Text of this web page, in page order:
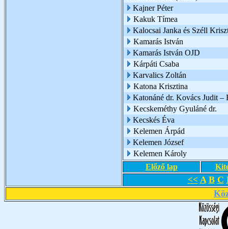
Kajner Péter
Kakuk Tímea
Kalocsai Janka és Széll
Kamarás István
Kamarás István OJD
Kárpáti Csaba
Karvalics Zoltán
Katona Krisztina
Katonáné dr. Kovács Judit –
Kecskeméthy Gyuláné dr.
Kecskés Éva
Kelemen Árpád
Kelemen József
Kelemen Károly
Előző lap
<< A B C